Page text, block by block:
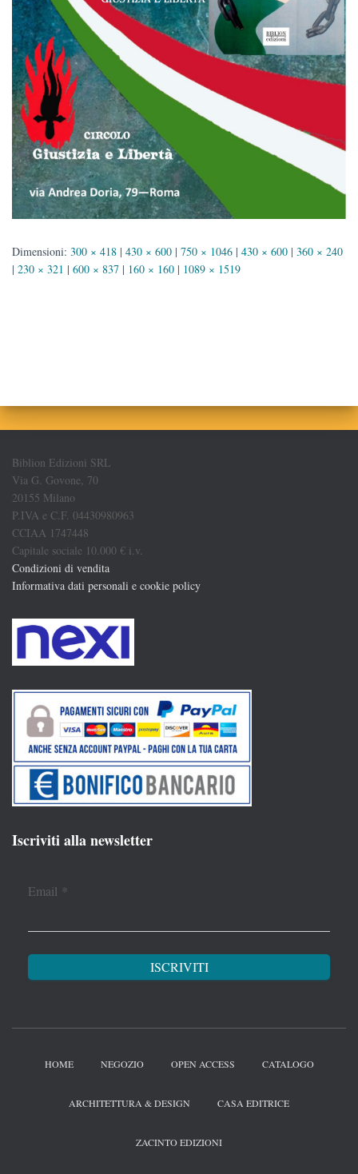
Dimensioni: 300 × 418 | 430 × 600 | 750 × 1046 | 430 × 600 | 360 × 240
| 230 × 321 | 600 × 837 | 160 × 160 | 1089 × 1519
Biblion Edizioni SRL
Via G. Govone, 70
20155 Milano
P.IVA e C.F. 04430980963
CCIAA 1747448
Capitale sociale 10.000 € i.v.
Condizioni di vendita
Informativa dati personali e cookie policy
Iscriviti alla newsletter
Email *
HOME NEGOZIO OPEN ACCESS CATALOGO
ARCHITETTURA & DESIGN CASA EDITRICE
ZACINTO EDIZIONI